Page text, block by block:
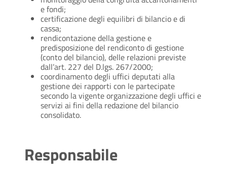
e fondi;
certificazione degli equilibri di bilancio e di
cassa;
rendicontazione della gestione e
predisposizione del rendiconto di gestione
(conto del bilancio), delle relazioni previste
dall’art. 227 del D.lgs. 267/2000;
coordinamento degli uffici deputati alla
gestione dei rapporti con le partecipate
secondo la vigente organizzazione degli uffici e
servizi ai fini della redazione del bilancio
consolidato.
Responsabile